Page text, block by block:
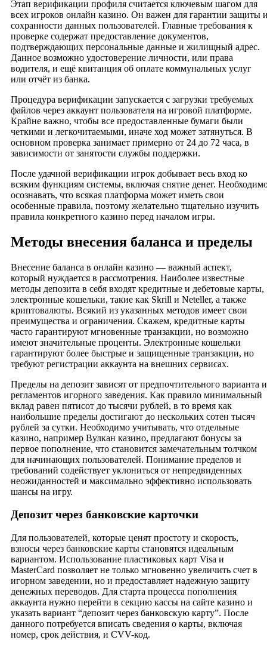
Этап верификации профиля считается ключевым шагом для
всех игроков онлайн казино. Он важен для гарантии защиты
сохранности данных пользователей. Главные требования к
проверке содержат предоставление документов,
подтверждающих персональные данные и жилищный адрес.
Данное возможно удостоверение личности, или права
водителя, и ещё квитанция об оплате коммунальных услуг
или отчёт из банка.
Процедура верификации запускается с загрузки требуемых
файлов через аккаунт пользователя на игровой платформе.
Крайне важно, чтобы все предоставленные бумаги были
четкими и легкочитаемыми, иначе ход может затянуться. В
основном проверка занимает примерно от 24 до 72 часа, в
зависимости от занятости службы поддержки.
После удачной верификации игрок добывает весь вход ко
всяким функциям системы, включая снятие денег.
осознавать, что всякая платформа может иметь свои
особенные правила, поэтому желательно тщательно изучить
правила конкретного казино перед началом игры.
Методы внесения баланса и пределы
Внесение баланса в онлайн казино — важный аспект,
который нуждается в рассмотрения. Наиболее известные
методы депозита в себя входят кредитные и дебетовые карты,
электронные кошельки, такие как Skrill и Neteller, а также
криптовалюты. Всякий из указанных методов имеет свои
преимущества и ограничения. Скажем, кредитные карты
часто гарантируют мгновенные транзакции, но возможно
имеют значительные проценты. Электронные кошельки
гарантируют более быстрые и защищенные транзакции, но
требуют регистрации аккаунта на внешних сервисах.
Пределы на депозит зависят от предпочтительного варианта и
регламентов игорного заведения. Как правило минимальный
вклад равен пятисот до тысячи рублей, в то время как
наибольшие пределы достигают до нескольких сотен тысяч
рублей за сутки. Необходимо учитывать, что отдельные
казино, например Вулкан казино, предлагают бонусы за
первое пополнение, что становится замечательным толчком
для начинающих пользователей. Понимание пределов и
требований содействует уклониться от непредвиденных
неожиданностей и максимально эффективно использовать
шансы на игру.
Депозит через банковские карточки
Для пользователей, которые ценят простоту и скорость,
взносы через банковские карты становятся идеальным
вариантом. Использование пластиковых карт Visa и
MasterCard позволяет не только мгновенно увеличить счет в
игорном заведении, но и предоставляет надежную защиту
денежных переводов. Для старта процесса пополнения
аккаунта нужно перейти в секцию кассы на сайте казино и
указать вариант “депозит через банковскую карту”. После
данного потребуется вписать сведения о карты, включая
номер, срок действия, и CVV-код.